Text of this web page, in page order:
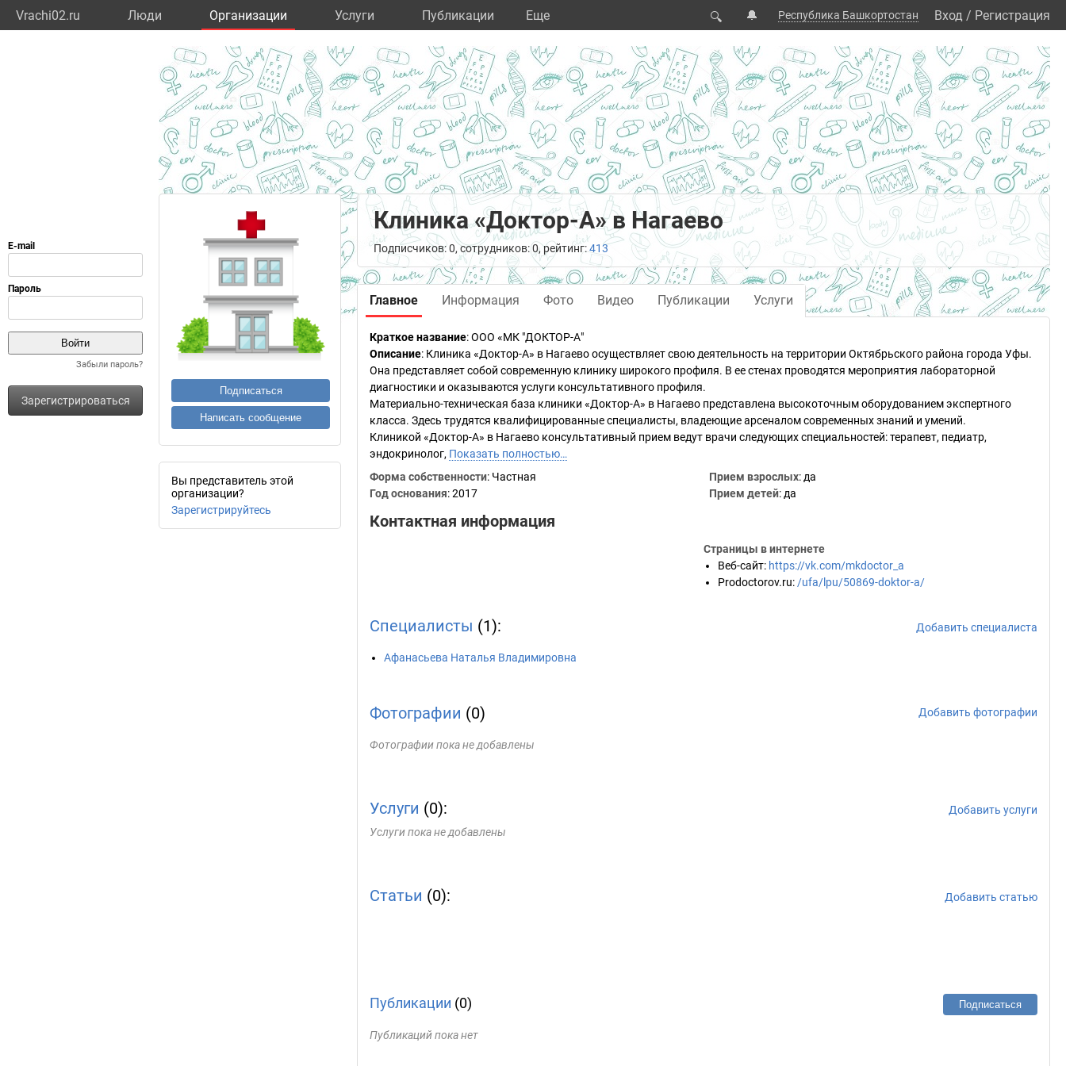
Vrachi02.ru Люди Организации Услуги Публикации Eще 🔍 🔔 Республика Башкортостан Вход / Регистрация
Забыли пароль?
Зарегистрироваться
Подписаться
Написать сообщение
Вы представитель этой
организации?
Зарегистрируйтесь
Клиника «Доктор-А» в Нагаево
Подписчиков: 0, сотрудников: 0, рейтинг:413
Главное Информация Фото Видео Публикации Услуги
Краткое название:ООО «МК "ДОКТОР-А"
Описание: Клиника «Доктор-А» в Нагаево осуществляет свою деятельность на территории Октябрьского района города Уфы.
Она представляет собой современную клинику широкого профиля. В ее стенах проводятся мероприятия лабораторной
диагностики и оказываются услуги консультативного профиля.
Материально-техническая база клиники «Доктор-А» в Нагаево представлена высокоточным оборудованием экспертного
класса. Здесь трудятся квалифицированные специалисты, владеющие арсеналом современных знаний и умений.
Клиникой «Доктор-А» в Нагаево консультативный прием ведут врачи следующих специальностей: терапевт, педиатр,
эндокринолог, Показать полностью…
Форма собственности: Частная
Год основания:2017
Прием взрослых: да
Прием детей: да
Контактная информация
Страницы в интернете
Веб-сайт: https://vk.com/mkdoctor_a
Prodoctorov.ru: /ufa/lpu/50869-doktor-a/
Специалисты (1): Добавить специалиста
Афанасьева Наталья Владимировна
Фотографии (0) Добавить фотографии
Фотографии пока не добавлены
Услуги (0):
Добавить услуги
Услуги пока не добавлены
Статьи (0): Добавить статью
Публикации (0) Подписаться
Публикаций пока нет